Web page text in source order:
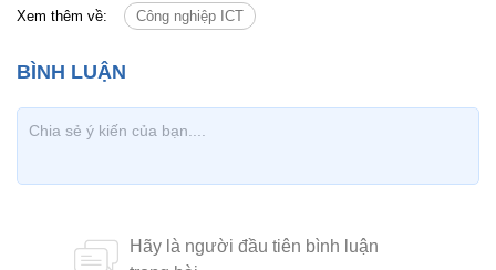
Xem thêm về: Công nghiệp ICT